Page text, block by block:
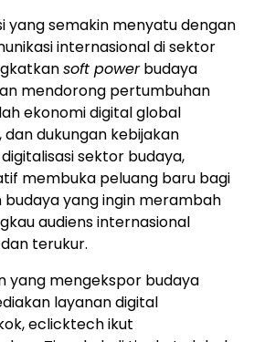
yang semakin menyatu dengan
internasional di sektor
soft powerbudaya
mendorong pertumbuhan
ekonomi digital global
dukungan kebijakan
sektor budaya,
membuka peluang baru bagi
yang ingin merambah
audiens internasional
terukur.
yang mengekspor budaya
layanan digital
eclicktech ikut